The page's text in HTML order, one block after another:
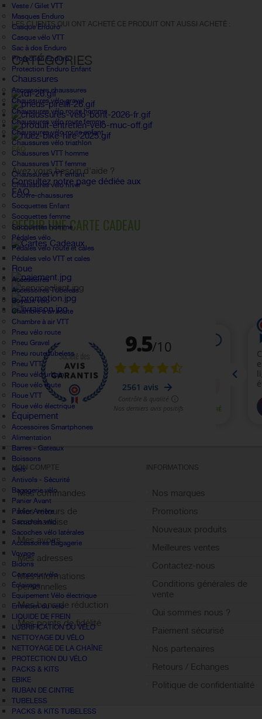
Veste / Gilet VTT
Masques Enduro
Casque Enduro
Casque vélo VTT
Sac à dos Enduro
Protection Enduro
Protection Enduro Enfant
Chaussures
Accessoires chaussures
Chaussures vélo gravel
Chaussures vélo route homme
Chaussures vélo route femme
Chaussures vélo route enfant
Chaussures vélo triathlon
Chaussures VTT homme
Chaussures VTT femme
Chaussures VTT enfant
Chaussures vélo hiver
Couvre-chaussures
Socquettes Enfant
Socquettes femme
Socquettes homme
Pédales vélo
Pédales velo route et cales
Pédales velo VTT et cales
Roue
Accessoires
Accessoires Tubeless
Boyaux vélo
Chambre à air route
Chambre à air VTT
Pneu vélo route
Pneu Gravel
Pneu route tubeless
Pneu VTT
Pneu vélo urbain
Roue vélo route
Roue VTT
Roue vélo électrique
Équipement
Accessoires Smartphones
Alimentation
Barres - Gateaux
Boissons
Gels
Antivols - Sécurité
Bagagerie vélo
Panier Avant
Panier Arrière
Sacoches vélo
Sacoches vélo latérales
Accessoires Bagagerie
Voyage
Bidons
Compteur vélo
Éclairage
Equipement Vélo électrique
Entretien du vélo
LIQUIDE DE FREIN
LUBRIFICATION DU VÉLO
NETTOYAGE DU VÉLO
NETTOYAGE DE LA CHAÎNE
PROTECTION DU VÉLO
PACKS & KITS
EBIKE
RUBAN DE CINTRE
TUBELESS
PACKS & KITS TUBELESS
LES CLIENTS QUI ONT ACHETÉ CE PRODUIT ONT AUSSI ACHETÉ :
CATÉGORIES
FAQ
Avez vous besoin d'aide ?
Consultez notre page dédiée aux
FAQ.
OFFRIR UNE CARTE CADEAU
MON COMPTE
Mes commandes
Mes retours de
marchandise
Mes avoirs
Mes adresses
Mes informations
personnelles
Mes bons de réduction
Mes points de fidélité
Sign out
INFORMATIONS
Nos marques
Promotions
Nouveaux produits
Meilleures ventes
Contactez-nous
Conditions générales de
vente
Qui sommes nous ?
Paiement sécurisé
Nos partenaires
Retours / Echanges
Politique de confidentialité